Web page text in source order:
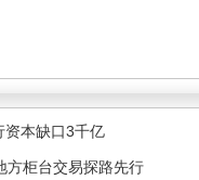
资本缺口3千亿
方柜台交易探路先行